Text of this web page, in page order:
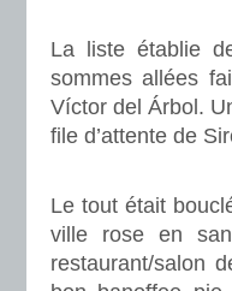
La liste établie
sommes allées
Víctor del Árbol.
file d’attente de
Le tout était
ville rose en
restaurant/salon